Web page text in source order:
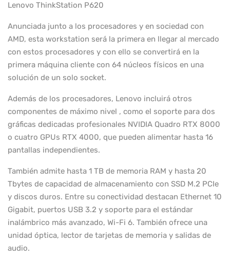
Lenovo ThinkStation P620
Anunciada junto a los procesadores y en sociedad con
AMD, esta workstation será la primera en llegar al mercado
con estos procesadores y con ello se convertirá en la
primera máquina cliente con 64 núcleos físicos en una
solución de un solo socket.
Además de los procesadores, Lenovo incluirá otros
componentes de máximo nivel , como el soporte para dos
gráficas dedicadas profesionales NVIDIA Quadro RTX 8000
o cuatro GPUs RTX 4000, que pueden alimentar hasta 16
pantallas independientes.
También admite hasta 1 TB de memoria RAM y hasta 20
Tbytes de capacidad de almacenamiento con SSD M.2 PCIe
y discos duros. Entre su conectividad destacan Ethernet 10
Gigabit, puertos USB 3.2 y soporte para el estándar
inalámbrico más avanzado, Wi-Fi 6. También ofrece una
unidad óptica, lector de tarjetas de memoria y salidas de
audio.